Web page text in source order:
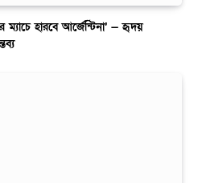
ম্যাচে হারবে আর্জেন্টিনা’ — হৃদয়